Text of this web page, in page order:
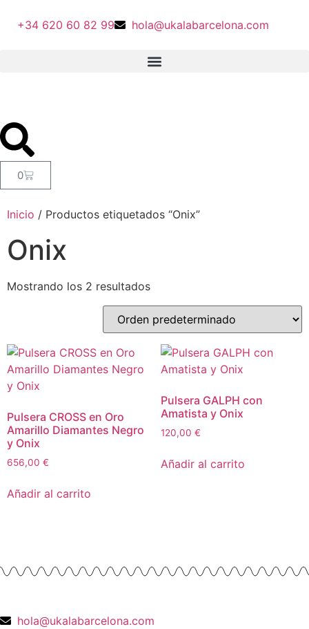
+34 620 60 82 99 hola@ukalabarcelona.com
0
Inicio / Productos etiquetados “Onix”
Onix
Mostrando los 2 resultados
Pulsera CROSS en Oro
Amarillo Diamantes Negro
y Onix
656,00 €
Añadir al carrito
Pulsera GALPH con
Amatista y Onix
120,00 €
Añadir al carrito
hola@ukalabarcelona.com